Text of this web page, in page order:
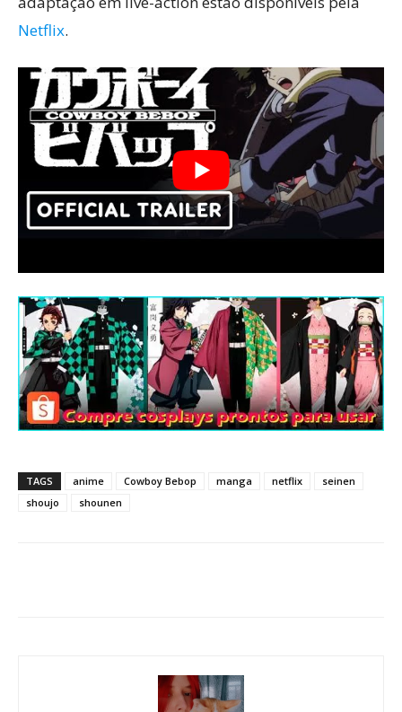
Netflix.
TAGS anime Cowboy Bebop manga netflix
seinen
shoujo
shounen